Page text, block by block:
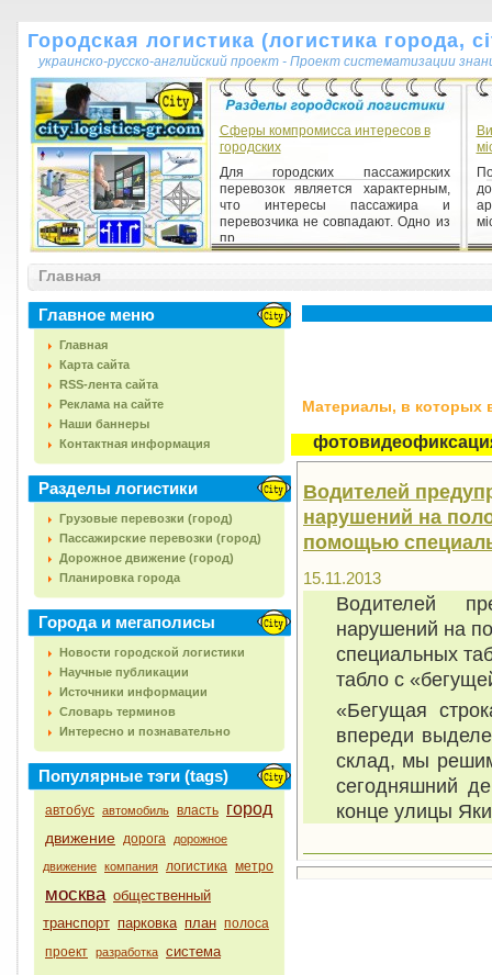
Городская логистика (логистика города,
украинско-русско-английский проект - Проект систематизации
Сферы компромисса интересов в
городских
Для городских пассажирских
перевозок является характерным,
что интересы пассажира и
перевозчика не совпадают. Одно из
пр...
Главная
Главное меню
Главная
Карта сайта
RSS-лента сайта
Реклама на сайте
Наши баннеры
Контактная информация
Разделы логистики
Грузовые перевозки (город)
Пассажирские перевозки (город)
Дорожное движение (город)
Планировка города
Города и мегаполисы
Новости городской логистики
Научные публикации
Источники информации
Словарь терминов
Интересно и познавательно
Популярные тэги (tags)
автобус автомобиль власть город
движение дорога дорожное
движение компания логистика метро
москва общественный
транспорт парковка план полоса
проект разработка система
Материалы, в которых
Водителей
нарушений на
помощью
15.11.2013
Водителей
нарушений на
специальных
табло с
«Бегущая
впереди
склад, мы
сегодняшний
конце улицы